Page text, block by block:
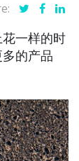
一样的时
的产品